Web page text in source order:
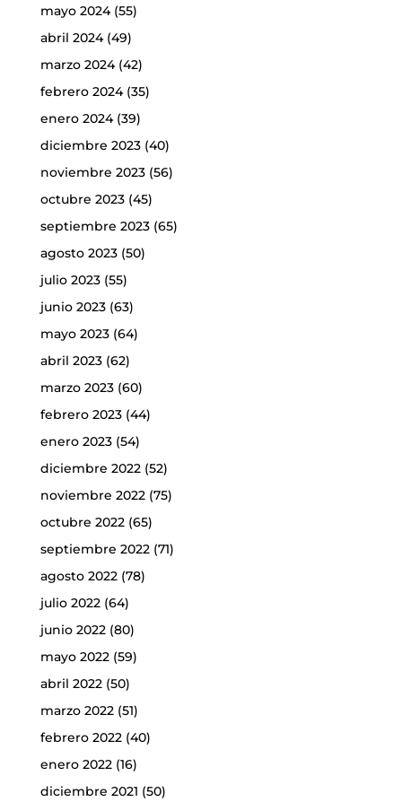
mayo 2024(55)
abril 2024(49)
marzo 2024(42)
febrero 2024(35)
enero 2024(39)
diciembre 2023(40)
noviembre 2023(56)
octubre 2023(45)
septiembre 2023(65)
agosto 2023(50)
julio 2023(55)
junio 2023(63)
mayo 2023(64)
abril 2023(62)
marzo 2023(60)
febrero 2023(44)
enero 2023(54)
diciembre 2022(52)
noviembre 2022(75)
octubre 2022(65)
septiembre 2022(71)
agosto 2022(78)
julio 2022(64)
junio 2022(80)
mayo 2022(59)
abril 2022(50)
marzo 2022(51)
febrero 2022(40)
enero 2022(16)
diciembre 2021 (50)